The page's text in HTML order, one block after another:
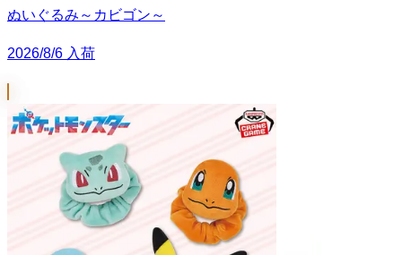
ぬいぐるみ～カビゴン～
2026/8/6 入荷